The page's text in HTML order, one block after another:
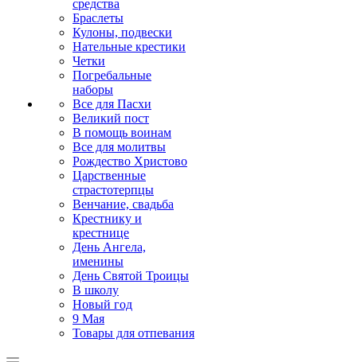
средства
Браслеты
Кулоны, подвески
Нательные крестики
Четки
Погребальные
наборы
Все для Пасхи
Великий пост
В помощь воинам
Все для молитвы
Рождество Христово
Царственные
страстотерпцы
Венчание, свадьба
Крестнику и
крестнице
День Ангела,
именины
День Святой Троицы
В школу
Новый год
9 Мая
Товары для отпевания